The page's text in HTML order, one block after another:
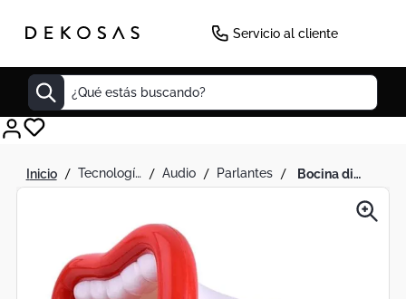
Servicio al cliente
¿Qué estás buscando?
tecnología audio parlantes bocina didactica con efectos de voz y diseno divertido
Decoracion
Lamparas